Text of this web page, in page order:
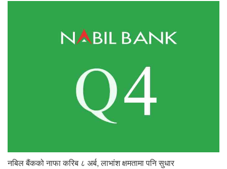
नबिल बैंकको नाफा करिब ८ अर्ब, लाभांश क्षमतामा पनि सुधार